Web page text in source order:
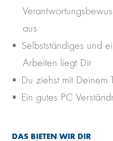
aus
Selbstständiges und
Arbeiten liegt Dir
Du ziehst mit Deinem
Ein gutes PC
DAS BIETEN WIR DIR